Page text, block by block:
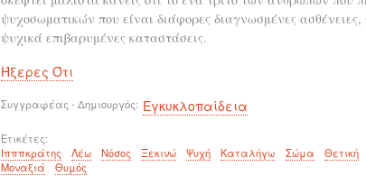
ψυχοσωματικών που είναι διάφορες διαγνωσμένες ασθένειες,
ψυχικά επιβαρυμένες καταστάσεις.
Ήξερες Ότι
Συγγραφέας - Δημιουργός Εγκυκλοπαίδεια
Ετικέτες
Ιπππκράτης
Λέω Νόσος Ξεκινώ Ψυχή Καταλήγω Σώμα Θετική
Μοναξιά
Θυμός